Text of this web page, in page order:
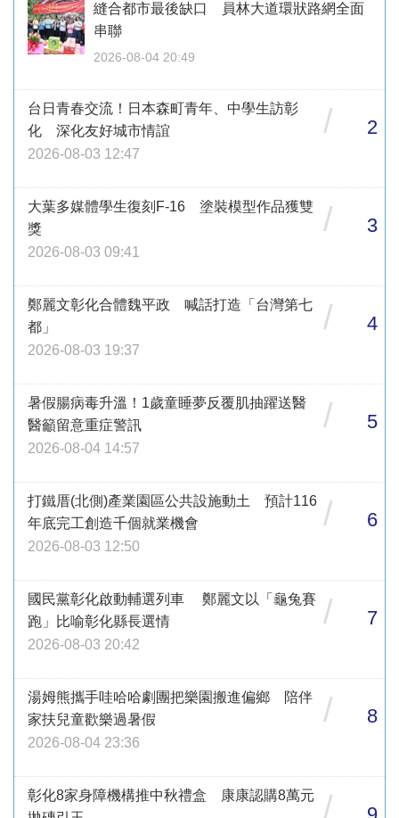
縫合都市最後缺口 員林大道環狀路網全面
串聯
2026-08-04 20:49
台日青春交流！日本森町青年、中學生訪彰
化 深化友好城市情誼
2026-08-03 12:47
/ 2
大葉多媒體學生復刻F-16 塗裝模型作品獲雙
獎
2026-08-03 09:41
/ 3
鄭麗文彰化合體魏平政 喊話打造「台灣第七
都」
2026-08-03 19:37
/ 4
暑假腸病毒升溫！1歲童睡夢反覆肌抽躍送醫
醫籲留意重症警訊
2026-08-04 14:57
/ 5
打鐵厝(北側)產業園區公共設施動土 預計116
年底完工創造千個就業機會
2026-08-03 12:50
/ 6
國民黨彰化啟動輔選列車 鄭麗文以「龜兔賽
跑」比喻彰化縣長選情
2026-08-03 20:42
/ 7
湯姆熊攜手哇哈哈劇團把樂園搬進偏鄉 陪伴
家扶兒童歡樂過暑假
2026-08-04 23:36
/ 8
彰化8家身障機構推中秋禮盒 康康認購8萬元
/